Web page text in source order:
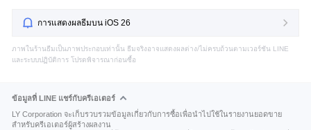
การแสดงผลธีมบน iOS 26
ภาพในร้านธีมเป็นภาพประกอบเท่านั้น ธีมจริงอาจแสดงผลต่าง/ไม่ครบถ้วนตามเวอร์ชัน LINE
และระบบปฏิบัติการ โปรดพิจารณาก่อนซื้อ
ข้อมูลที่ LINE แชร์กับครีเอเตอร์
LY Corporation จะเก็บรวบรวมข้อมูลเกี่ยวกับการซื้อเพื่อนำไปใช้ในรายงานยอดขาย
สำหรับครีเอเตอร์ผู้สร้างผลงาน